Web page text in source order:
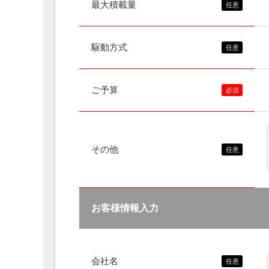
最大積載量
駆動方式
ご予算
その他
お客様情報入力
会社名